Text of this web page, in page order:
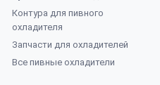
Контура для пивного
охладителя
Запчасти для охладителей
Все пивные охладители